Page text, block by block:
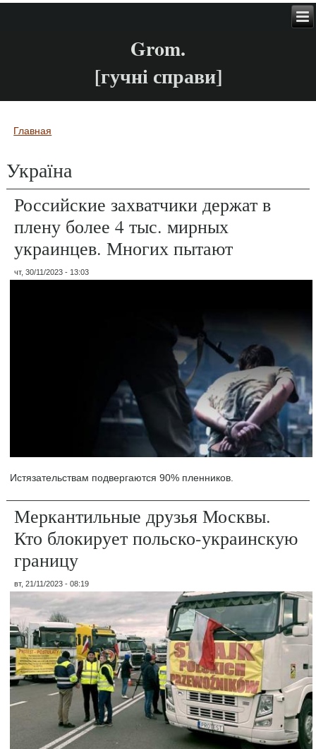
Grom.
[гучні справи]
Вы здесь
Главная
Україна
Российские захватчики держат в
плену более 4 тыс. мирных
украинцев. Многих пытают
чт, 30/11/2023 - 13:03
Истязательствам подвергаются 90% пленников.
Меркантильные друзья Москвы.
Кто блокирует польско-украинскую
границу
вт, 21/11/2023 - 08:19